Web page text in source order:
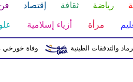
رياضة ثقافة إقتصاد
مرأة أزياء إسلامية
وفاة خورخي ميسي